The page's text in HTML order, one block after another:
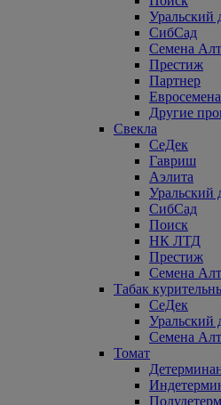
Уральский
СибСад
Семена
Престиж
Партнер
Евросемена
Другие
Свекла
СеДек
Гавриш
Аэлита
Уральский
СибСад
Поиск
НК ЛТД
Престиж
Семена
Табак
СеДек
Уральский
Семена
Томат